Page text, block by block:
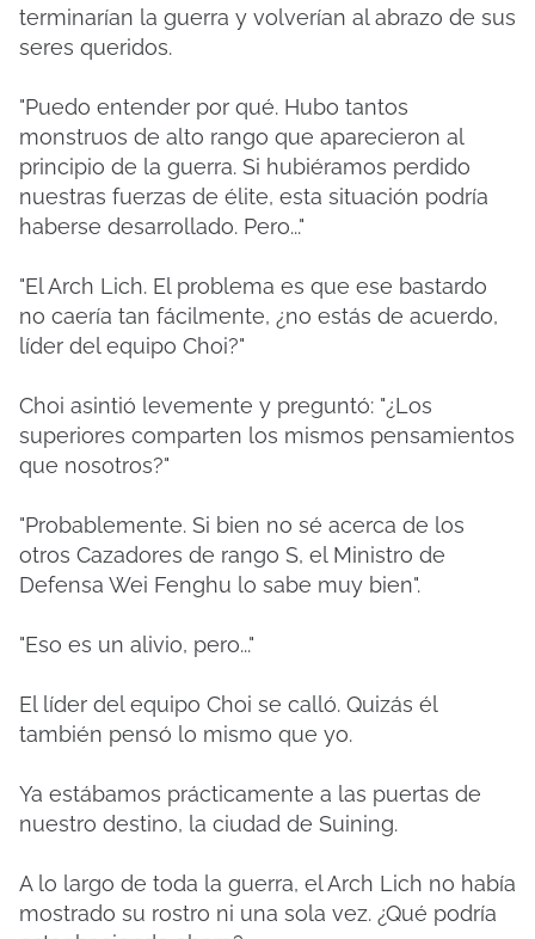
terminarían la guerra y volverían al abrazo de sus
seres queridos.
"Puedo entender por qué. Hubo tantos
monstruos de alto rango que aparecieron al
principio de la guerra. Si hubiéramos perdido
nuestras fuerzas de élite, esta situación podría
haberse desarrollado. Pero..."
"El Arch Lich. El problema es que ese bastardo
no caería tan fácilmente, ¿no estás de acuerdo,
líder del equipo Choi?"
Choi asintió levemente y preguntó: "¿Los
superiores comparten los mismos pensamientos
que nosotros?"
"Probablemente. Si bien no sé acerca de los
otros Cazadores de rango S, el Ministro de
Defensa Wei Fenghu lo sabe muy bien".
"Eso es un alivio, pero..."
El líder del equipo Choi se calló. Quizás él
también pensó lo mismo que yo.
Ya estábamos prácticamente a las puertas de
nuestro destino, la ciudad de Suining.
A lo largo de toda la guerra, el Arch Lich no había
mostrado su rostro ni una sola vez. ¿Qué podría